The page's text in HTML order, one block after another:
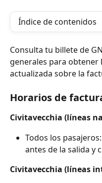
Índice de contenidos
Consulta tu billete de
generales para obtener
actualizada sobre la
Horarios de
Civitavecchia (líneas
Todos los
antes de la salida y
Civitavecchia (líneas